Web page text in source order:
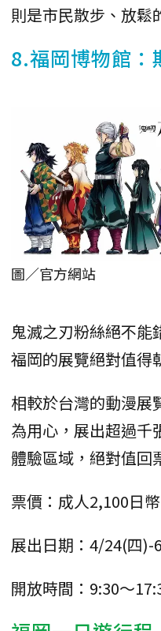
則是市民散步、放鬆
8.福岡博物館：
圖／官方網站
鬼滅之刃粉絲絕不能
福岡的展覽絕對值得
相較於台灣的動漫展
為用心，展出超過千
體驗區域，絕對值回
票價：成人2,100日
展出日期：4/24(四
開放時間：9:30～